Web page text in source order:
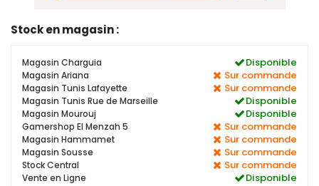
Stock en magasin :
Magasin Charguia Disponible
Magasin Ariana Sur commande
Magasin Tunis Lafayette Sur commande
Magasin Tunis Rue de Marseille Disponible
Magasin Mourouj Disponible
Gamershop El Menzah 5 Sur commande
Magasin Hammamet Sur commande
Magasin Sousse Sur commande
Stock Central Sur commande
Vente en Ligne Disponible